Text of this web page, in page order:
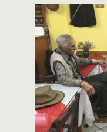
Endlich wieder
mit zwei
Katze (!!) und